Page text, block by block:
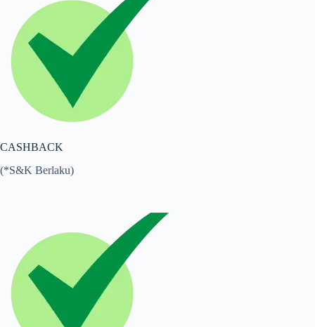
CASHBACK
(*S&K Berlaku)